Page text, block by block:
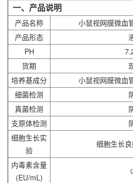
一、产品说明
产品名称
小鼠视网膜微血
产品形态
PH
货期
培养基成分
小鼠视网膜微血
细菌检测
真菌检测
支原体检测
细胞生长实
验
细胞生长
内毒素含量
(EU/mL)